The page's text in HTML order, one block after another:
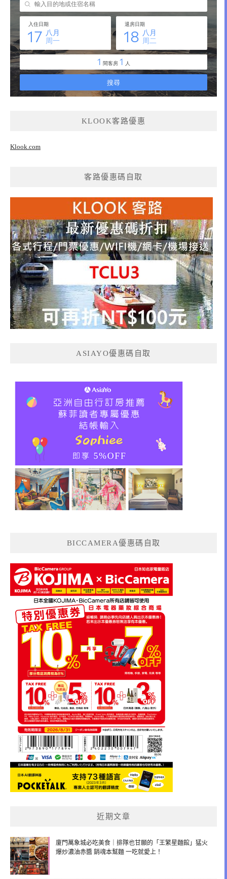
KLOOK客路優惠
Klook.com
客路優惠碼自取
ASIAYO優惠碼自取
BICCAMERA優惠碼自取
近期文章
廈門萬象城必吃美食｜排隊也甘願的「王繁星麵館」猛火
爆炒濃油赤醬 銷魂本幫麵 一吃就愛上！